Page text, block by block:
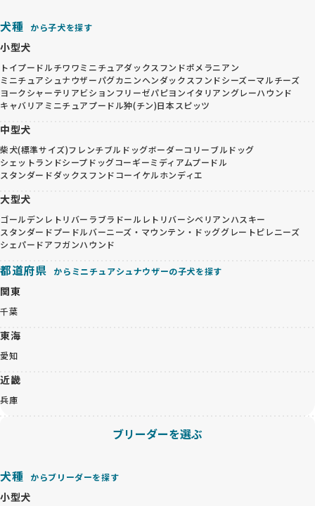
犬種 から子犬を探す
小型犬
トイプードルチワワミニチュアダックスフンドポメラニアン
ミニチュアシュナウザーパグカニンヘンダックスフンドシーズーマルチーズ
ヨークシャーテリアビションフリーゼパピヨンイタリアングレーハウンド
キャバリア ミニチュアプードル狆(チン)日本スピッツ
中型犬
柴犬(標準サイズ)フレンチブルドッグボーダーコリーブルドッグ
シェットランドシープドッグコーギーミディアムプードル
スタンダードダックスフンドコーイケルホンディエ
大型犬
ゴールデンレトリバー ラブラドールレトリバーシベリアンハスキー
スタンダードプードルバーニーズ・マウンテン・ドッググレートピレニーズ
シェパードアフガンハウンド
都道府県 からミニチュアシュナウザーの子犬を探す
関東
千葉
東海
愛知
近畿
兵庫
ブリーダーを選ぶ
犬種 からブリーダーを探す
小型犬